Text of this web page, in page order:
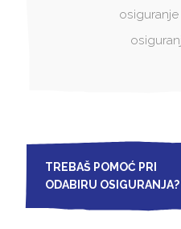
TREBAŠ POMOĆ PRI
ODABIRU OSIGURANJA?